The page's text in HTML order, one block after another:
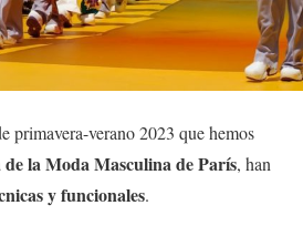
primavera-verano 2023 que hemos
de la Moda Masculina de París, han
y funcionales.